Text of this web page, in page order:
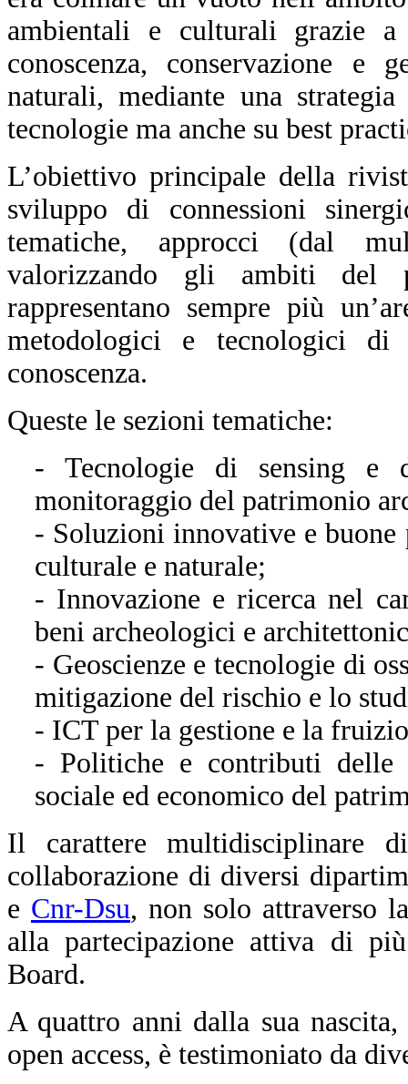
ambientali e culturali grazie a
conoscenza, conservazione e
naturali, mediante una
tecnologie ma anche su best
L’obiettivo principale della
sviluppo di connessioni
tematiche, approcci (dal
valorizzando gli ambiti del
rappresentano sempre più
metodologici e tecnologici
conoscenza.
Queste le sezioni tematiche:
- Tecnologie di sensing e
monitoraggio del patrimonio
- Soluzioni innovative e
culturale e naturale;
- Innovazione e ricerca nel
beni archeologici e
- Geoscienze e tecnologie di
mitigazione del rischio e lo
- ICT per la gestione e la
- Politiche e contributi delle
sociale ed economico del
Il carattere multidisciplinare
collaborazione di diversi
e Cnr-Dsu, non solo attraverso
alla partecipazione attiva di
Board.
A quattro anni dalla sua
open access, è testimoniato da